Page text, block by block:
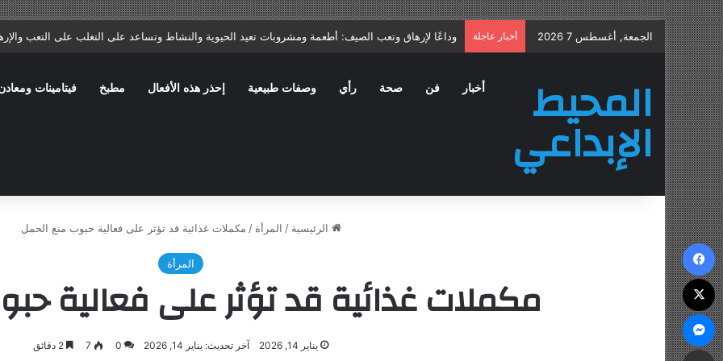
الجمعة, أغسطس 7 2026 أخبار عاجلة علاج التهاب البروستاتا: ماذا يصف الطبيب؟ وما الأخطاء الشائعة التي تؤخر الشفاء؟
المحيط
الإبداعي
أخبار فن صحة رأي وصفات طبيعية إحذر هذه الأفعال مطبخ فيتامينات
الرئيسية / المرأة / مكملات غذائية قد تؤثر على فعالية حبوب منع الحمل
المرأة
مكملات غذائية قد تؤثر على فعالية
يناير 14, 2026 آخر تحديث: يناير 14, 2026 0
7
فيسبوك
‫X
ماسنجر
مشاركة عبر البريد